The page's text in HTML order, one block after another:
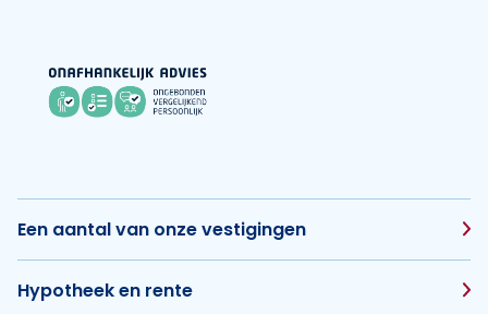
Een aantal van onze vestigingen
Hypotheek en rente